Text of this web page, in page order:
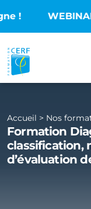
Accueil > Nos
Formation
classification,
d’évaluation